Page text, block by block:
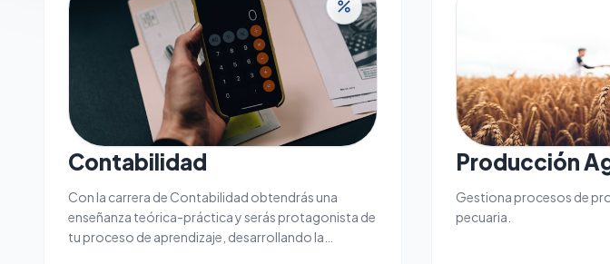
percent
Contabilidad
Con la carrera de Contabilidad obtendrás una
enseñanza teórica-práctica y serás protagonista de
tu proceso de aprendizaje, desarrollando la
Producción
Gestiona procesos de
pecuaria.